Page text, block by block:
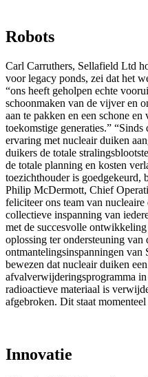
Robots
Carl Carruthers, Sellafield Ltd
voor legacy ponds, zei dat het
“ons heeft geholpen echte
schoonmaken van de vijver en
aan te pakken en een schone
toekomstige generaties.”
ervaring met nucleair duiken
duikers de totale
de totale planning en kosten
toezichthouder is goedgekeurd,
Philip McDermott, Chief
feliciteer ons team van
collectieve inspanning van
met de succesvolle
oplossing ter ondersteuning van
ontmantelingsinspanningen
bewezen dat nucleair duiken
afvalverwijderingsprogramma
radioactieve materiaal is
afgebroken. Dit staat
Innovatie